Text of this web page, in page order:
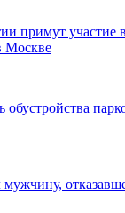
примут участие
Москве